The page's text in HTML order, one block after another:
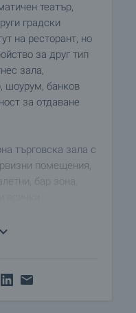
театър,
градски
на ресторант, но
за друг тип
зала,
шоурум, банков
за отдаване
търговска зала с
помещения,
бар зона,
и отделен
бизнеси